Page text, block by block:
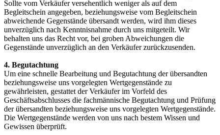
Sollte vom Verkäufer versehentlich weniger als auf dem
Begleitschein angegeben, beziehungsweise vom Begleitschein
abweichende Gegenstände übersandt werden, wird ihm dieses
unverzüglich nach Kenntnisnahme durch uns mitgeteilt. Wir
behalten uns das Recht vor, bei groben Abweichungen die
Gegenstände unverzüglich an den Verkäufer zurückzusenden.
4. Begutachtung
Um eine schnelle Bearbeitung und Begutachtung der übersandten
beziehungsweise uns vorgelegten Wertgegenstände zu
gewährleisten, gestattet der Verkäufer im Vorfeld des
Geschäftsabschlusses die fachmännische Begutachtung und Prüfung
der übersandten beziehungsweise uns vorgelegten Wertgegenstände.
Die Wertgegenstände werden von uns nach bestem Wissen und
Gewissen überprüft.